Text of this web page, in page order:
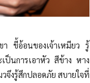
า ขี้อ้อนของเจ้าเหมียว รู้
ป็นการเอาหัว สีข้าง หาง
จึงรู้สึกปลอดภัย สบายใจที่